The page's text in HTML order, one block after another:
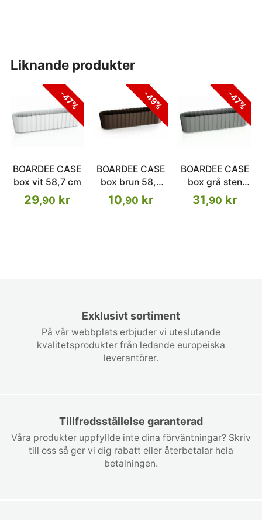
Exklusivt sortiment
På vår webbplats erbjuder vi uteslutande
kvalitetsprodukter från ledande europeiska
leverantörer.
Tillfredsställelse garanterad
Våra produkter uppfyllde inte dina förväntningar? Skriv
till oss så ger vi dig rabatt eller återbetalar hela
betalningen.
liknande produkter
-47%
BOARDEE CASE
box vit 58,7 cm
29,90 kr
-49%
BOARDEE CASE
box brun 58,7
cm
10,90 kr
-47%
BOARDEE CASE
box grå sten
58,7 cm
31,90 kr